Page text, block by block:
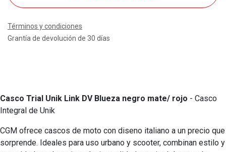
Términos y condiciones
Grantía de devolución de 30 días
Casco Trial Unik Link DV Blueza negro mate/ rojo - Casco
Integral de Unik
CGM ofrece cascos de moto con diseno italiano a un precio que
sorprende. Ideales para uso urbano y scooter, combinan estilo y